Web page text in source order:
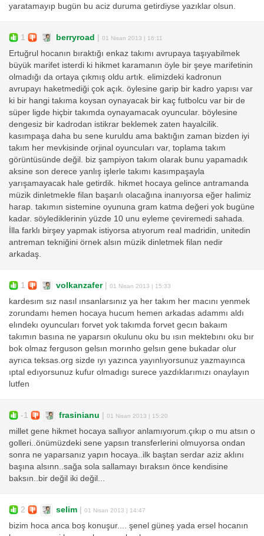
yaratamayıp bugün bu aciz duruma getirdiyse yazıklar olsun.
1 berryroad | 01 Nisan 2013 | 16:11
Ertuğrul hocanın bıraktığı enkaz takımı avrupaya taşıyabilmek
büyük marifet isterdi ki hikmet karamanın öyle bir şeye marifetinin
olmadığı da ortaya çıkmış oldu artık. elimizdeki kadronun
avrupayı haketmediği çok açık. öylesine garip bir kadro yapısı var
ki bir hangi takıma koysan oynayacak bir kaç futbolcu var bir de
süper ligde hiçbir takımda oynayamacak oyuncular. böylesine
dengesiz bir kadrodan istikrar beklemek zaten hayalcilik.
kasımpaşa daha bu sene kuruldu ama baktığın zaman bizden iyi
takım her mevkisinde orjinal oyuncuları var, toplama takım
görüntüsünde değil. biz şampiyon takım olarak bunu yapamadık
aksine son derece yanlış işlerle takımı kasımpaşayla
yarışamayacak hale getirdik. hikmet hocaya gelince antramanda
müzik dinletmekle filan başarılı olacağına inanıyorsa eğer halimiz
harap. takımın sistemine oyununa gram katma değeri yok bugüne
kadar. söylediklerinin yüzde 10 unu eyleme çeviremedi sahada.
İlla farklı birşey yapmak istiyorsa atıyorum real madridin, unitedin
antreman tekniğini örnek alsın müzik dinletmek filan nedir
arkadaş.
1 volkanzafer| 01 Nisan 2013 | 15:33
kardesım sız nasıl ınsanlarsınız ya her takım her macını yenmek
zorundamı hemen hocaya hucum hemen arkadas adammı aldı
elındekı oyuncuları forvet yok takımda forvet gecın bakaım
takımın basına ne yaparsın okulunu oku bu ısın mektebını oku bır
bok olmaz ferguson gelsın morınho gelsın gene bukadar olur
ayrıca teksas.org sizde ıyı yazınca yayınlıyorsunuz yazmayınca
ıptal edıyorsunuz kufur olmadıgı surece yazdıklarımızı onaylayın
lutfen
-1 frasinianu | 01 Nisan 2013 | 15:20
millet gene hikmet hocaya sallıyor anlamıyorum.çıkıp o mu atsın o
golleri..önümüzdeki sene yapsın transferlerini olmuyorsa ondan
sonra ne yaparsanız yapın hocaya..ilk baştan serdar aziz aklını
başına alsınn..sağa sola sallamayı bıraksın önce kendisine
baksın..bir değil iki değil...
2 selim | 01 Nisan 2013 | 14:47
bizim hoca anca boş konuşur.... şenel güneş yada ersel hocanın